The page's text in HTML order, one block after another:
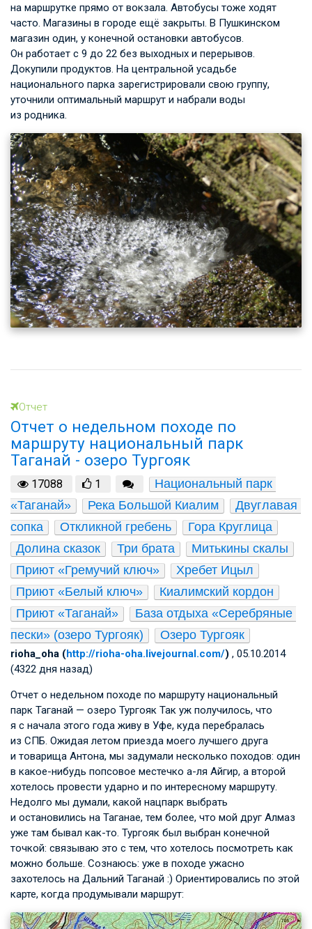
на маршрутке прямо от вокзала. Автобусы тоже ходят
часто. Магазины в городе ещё закрыты. В Пушкинском
магазин один, у конечной остановки автобусов.
Он работает с 9 до 22 без выходных и перерывов.
Докупили продуктов. На центральной усадьбе
национального парка зарегистрировали свою группу,
уточнили оптимальный маршрут и набрали воды
из родника.
Отчет
Отчет о недельном походе по
маршруту национальный парк
Таганай - озеро Тургояк
17088 1
Национальный парк
«Таганай»
Река Большой Киалим
Двуглавая
сопка
Откликной гребень
Гора Круглица
Долина сказок
Три брата
Митькины скалы
Приют «Гремучий ключ»
Хребет Ицыл
Приют «Белый ключ»
Киалимский кордон
Приют «Таганай»
База отдыха «Серебряные
пески» (озеро Тургояк)
Озеро Тургояк
rioha_oha (http://rioha-oha.livejournal.com/) , 05.10.2014
(4322 дня назад)
Отчет о недельном походе по маршруту национальный
парк Таганай — озеро Тургояк Так уж получилось, что
я с начала этого года живу в Уфе, куда перебралась
из СПБ. Ожидая летом приезда моего лучшего друга
и товарища Антона, мы задумали несколько походов: один
в какое-нибудь попсовое местечко а-ля Айгир, а второй
хотелось провести ударно и по интересному маршруту.
Недолго мы думали, какой нацпарк выбрать
и остановились на Таганае, тем более, что мой друг Алмаз
уже там бывал как-то. Тургояк был выбран конечной
точкой: связываю это с тем, что хотелось посмотреть как
можно больше. Сознаюсь: уже в походе ужасно
захотелось на Дальний Таганай :) Ориентировались по этой
карте, когда продумывали маршрут: